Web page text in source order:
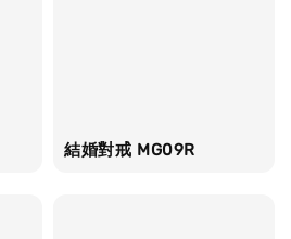
結婚對戒 MG09R